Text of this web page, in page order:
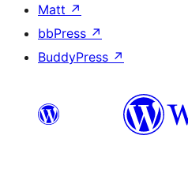
Matt ↗
bbPress ↗
BuddyPress ↗